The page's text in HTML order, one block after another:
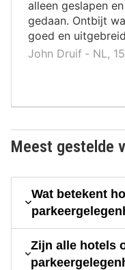
alleen geslapen
gedaan. Ontbijt
goed en
John Druif ‐ NL,
Meest gestelde
Wat betekent
Zijn alle hotels